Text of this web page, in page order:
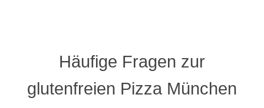
Häufige Fragen zur
glutenfreien Pizza München